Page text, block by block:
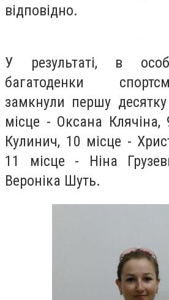
відповідно.
У результаті, в
багатоденки
замкнули першу десятку
місце - Оксана
Кулинич, 10 місце -
11 місце - Ніна
Вероніка Шуть.